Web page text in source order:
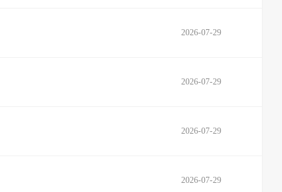
2026-07-29
2026-07-29
2026-07-29
2026-07-29